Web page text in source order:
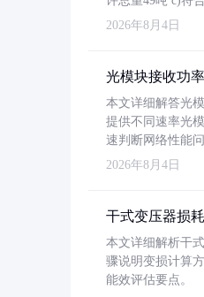
2026年8月4日
光模块接收功
本文详细解答光
提供不同速率光
速判断网络性能问
2026年8月4日
干式变压器损
本文详细解析干
骤说明变损计算
能效评估要点。